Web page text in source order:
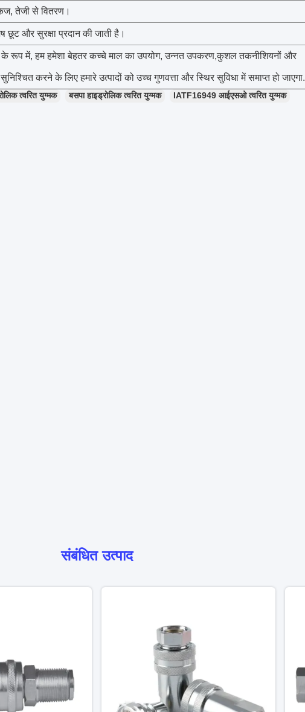
तेजी से वितरण।
छूट और सुरक्षा प्रदान की जाती है।
के रूप में, हम हमेशा बेहतर कच्चे माल का उपयोग, उन्नत उपकरण,कुशल तकनीशियनों और
करने के लिए हमारे उत्पादों को उच्च गुणवत्ता और स्थिर सुविधा में समाप्त हो जाएगा.
त्वरित युग्मक बसपा हाइड्रोलिक त्वरित युग्मक IATF16949 आईएसओ त्वरित युग्मक
संबंधित उत्पाद